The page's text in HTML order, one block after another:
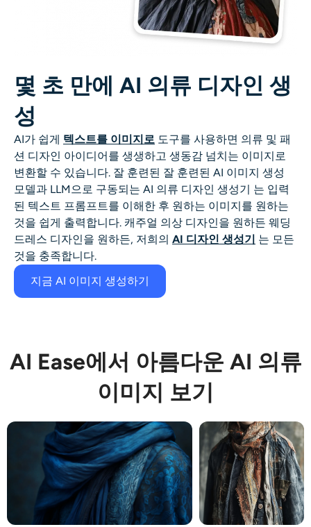
AI 베이비
AI 필터
헤드샷 생성기 프로
AI 얼굴 사진 생성기
여권 사진 메이커
비디오 도구
비디오 인핸서
영상 워터마크 제거기
몇 초 만에 AI 의류 디자인 생
성
AI가 쉽게 텍스트를 이미지로 도구를 사용하면 의류 및 패
션 디자인 아이디어를 생생하고 생동감 넘치는 이미지로
변환할 수 있습니다. 잘 훈련된 잘 훈련된 AI 이미지 생성
모델과 LLM으로 구동되는 AI 의류 디자인 생성기 는 입력
된 텍스트 프롬프트를 이해한 후 원하는 이미지를 원하는
것을 쉽게 출력합니다. 캐주얼 의상 디자인을 원하든 웨딩
드레스 디자인을 원하든, 저희의 AI 디자인 생성기 는 모든
것을 충족합니다.
지금 AI 이미지 생성하기
AI Ease에서 아름다운 AI 의류
이미지 보기